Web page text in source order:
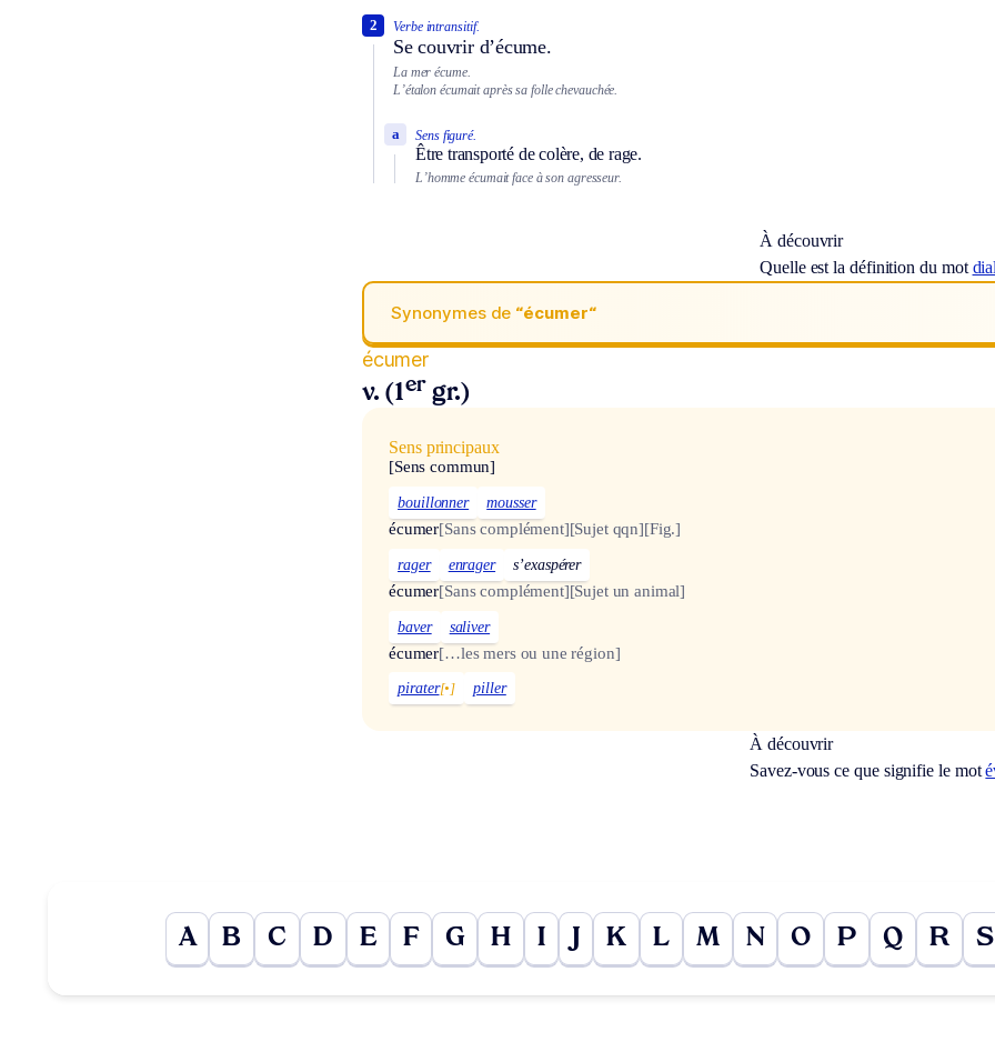
Verbe intransitif.
Se couvrir d’écume.
2
La mer écume.
L’étalon écumait après sa folle chevauchée.
Sens figuré.
Être transporté de colère, de rage.
a
L’homme écumait face à son agresseur.
À découvrir
Quelle est la définition du mot
Synonymes de “écumer“
écumer
v. (1er gr.)
Sens principaux
[Sens commun]
bouillonner mousser
écumer[Sans complément][Sujet qqn][Fig.]
rager enrager s’exaspérer
écumer[Sans complément][Sujet un animal]
baver saliver
écumer[…les mers ou une région]
pirater[•] piller
À découvrir
Savez-vous ce que signifie le mot
A B C D E F G H I J K L M N O P Q R S